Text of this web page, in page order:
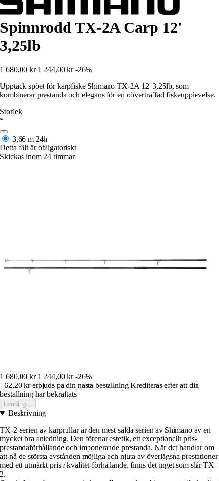
Spinnrodd TX-2A Carp 12'
3,25lb
1 680,00 kr 1 244,00 kr -26%
Upptäck spöet för karpfiske Shimano TX-2A 12' 3,25lb, som
kombinerar prestanda och elegans för en oöverträffad fiskeupplevelse.
Storlek
*
3,66 m 24h
Detta fält är obligatoriskt
Skickas inom 24 timmar
1 680,00 kr 1 244,00 kr -26%
+62,20 krerbjuds pa din nasta bestallning Krediteras efter att din
bestallning har bekraftats
Loading...
Beskrivning
TX-2-serien av karprullar är den mest sålda serien av Shimano av en
mycket bra anledning. Den förenar estetik, ett exceptionellt pris-
prestandaförhållande och imponerande prestanda. När det handlar om
att nå de största avstånden möjliga och njuta av överlägsna prestationer
med ett utmärkt pris / kvalitet-förhållande, finns det inget som slår TX-
2.